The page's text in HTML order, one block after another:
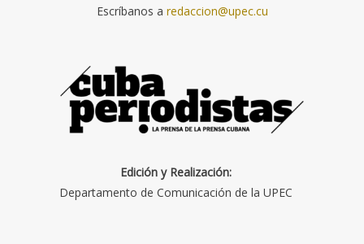
Escríbanos a redaccion@upec.cu
Edición y Realización:
Departamento de Comunicación de la UPEC